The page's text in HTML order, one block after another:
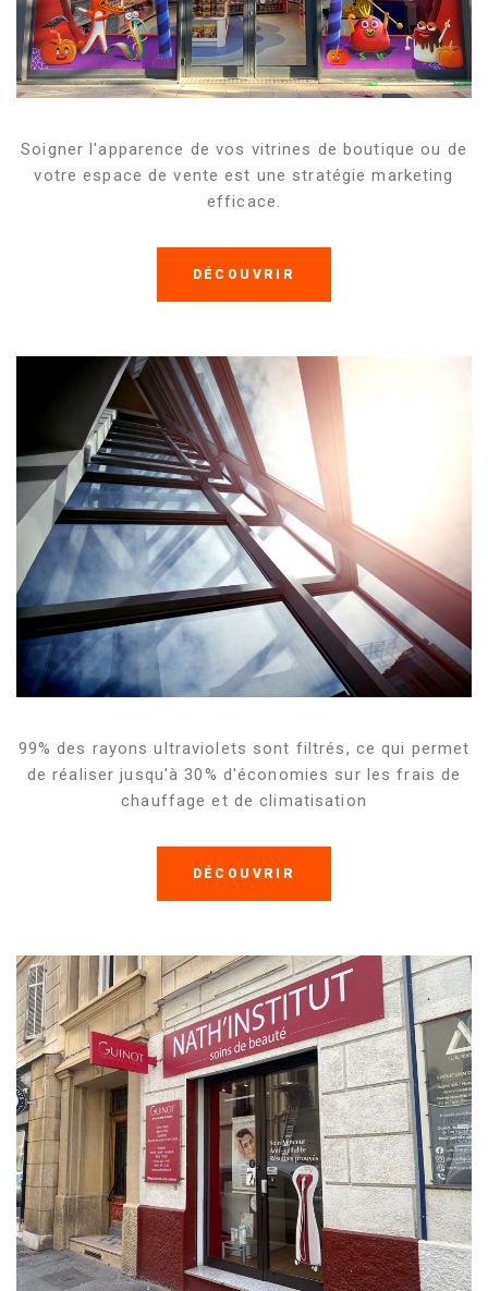
Soigner l'apparence de vos vitrines de boutique ou de
votre espace de vente est une stratégie marketing
efficace.
DÉCOUVRIR
99% des rayons ultraviolets sont filtrés, ce qui permet
de réaliser jusqu'à 30% d'économies sur les frais de
chauffage et de climatisation
DÉCOUVRIR